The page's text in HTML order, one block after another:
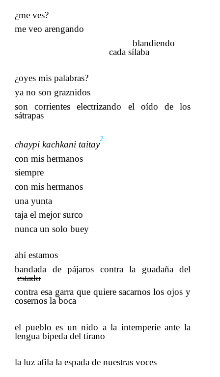
¿me ves?
me veo arengando
blandiendo
cada sílaba
¿oyes mis palabras?
ya no son graznidos
son corrientes electrizando el oído de los
sátrapas
chaypi kachkani taitay
2
con mis hermanos
siempre
con mis hermanos
una yunta
taja el mejor surco
nunca un solo buey
ahí estamos
bandada de pájaros contra la guadaña del​​
estado
contra esa garra que quiere sacarnos los ojos y
cosernos la boca
el pueblo es un nido a la intemperie ante la
lengua bípeda del tirano
la luz afila la espada de nuestras voces